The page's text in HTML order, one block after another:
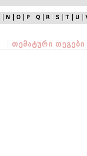
N O P Q R S T U
თემატური თეგები